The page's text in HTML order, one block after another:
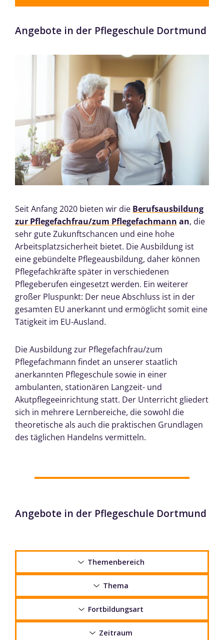
Angebote in der Pflegeschule Dortmund
Seit Anfang 2020 bieten wir die Berufsausbildung
zur Pflegefachfrau/zum Pflegefachmann an, die
sehr gute Zukunftschancen und eine hohe
Arbeitsplatzsicherheit bietet. Die Ausbildung ist
eine gebündelte Pflegeausbildung, daher können
Pflegefachkräfte später in verschiedenen
Pflegeberufen eingesetzt werden. Ein weiterer
großer Pluspunkt: Der neue Abschluss ist in der
gesamten EU anerkannt und ermöglicht somit eine
Tätigkeit im EU-Ausland.
Die Ausbildung zur Pflegefachfrau/zum
Pflegefachmann findet an unserer staatlich
anerkannten Pflegeschule sowie in einer
ambulanten, stationären Langzeit- und
Akutpflegeeinrichtung statt. Der Unterricht gliedert
sich in mehrere Lernbereiche, die sowohl die
theoretische als auch die praktischen Grundlagen
des täglichen Handelns vermitteln.
Angebote in der Pflegeschule Dortmund
Themenbereich
Thema
Fortbildungsart
Zeitraum